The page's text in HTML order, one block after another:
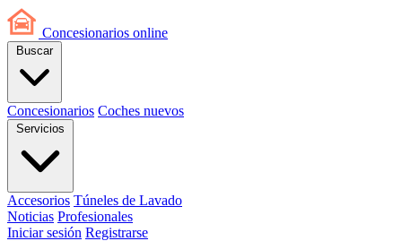
Concesionarios online
Buscar
Concesionarios Coches nuevos
Servicios
Accesorios Túneles de Lavado
Noticias Profesionales
Iniciar sesión Registrarse